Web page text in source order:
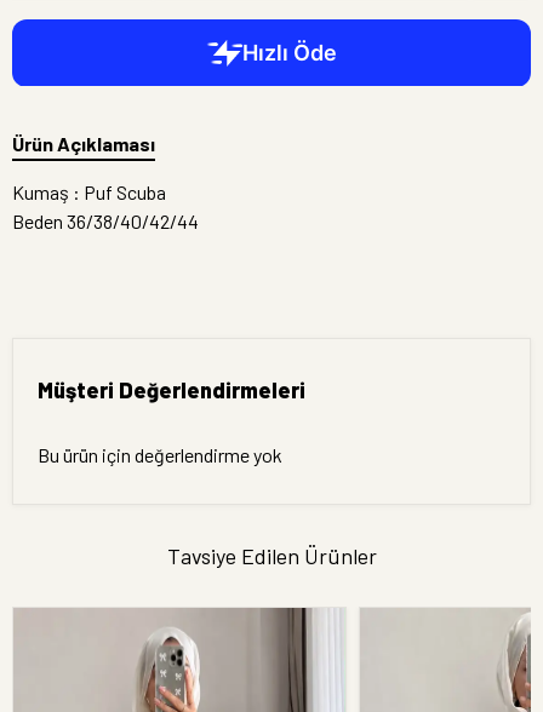
Ürün Açıklaması
Kumaş : Puf Scuba
Beden 36/38/40/42/44
Müşteri Değerlendirmeleri
Bu ürün için değerlendirme yok
Tavsiye Edilen Ürünler